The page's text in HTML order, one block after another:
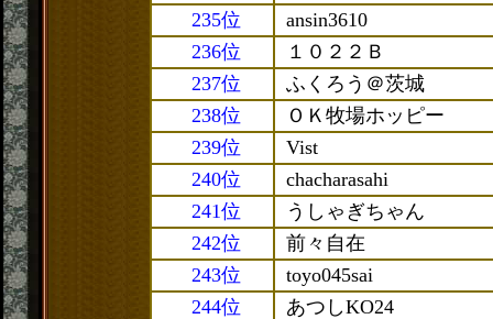
235位
ansin3610
236位
１０２２Ｂ
237位
ふくろう＠茨城
238位
ＯＫ牧場ホッピー
239位
Vist
240位
chacharasahi
241位
うしゃぎちゃん
242位
前々自在
243位
toyo045sai
244位
あつしKO24